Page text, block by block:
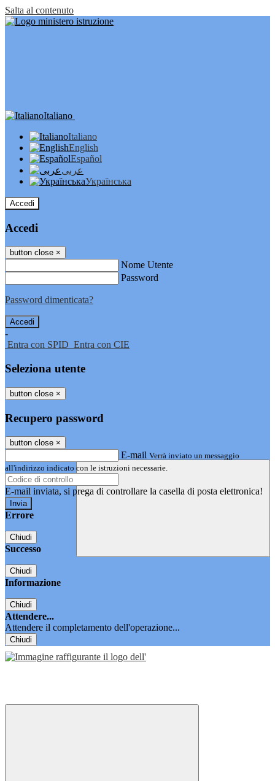
Salta al contenuto
Italiano
Italiano
English
Español
عربى
Українська
Accedi
Accedi
button close ×
Nome Utente
Password
Password dimenticata?
-
Entra con SPID Entra con CIE
Seleziona utente
button close ×
Recupero password
button close ×
E-mail Verrà inviato un messaggio
all'indirizzo indicato con le istruzioni necessarie.
E-mail inviata, si prega di controllare la casella di posta elettronica!
Errore
Chiudi
Successo
Chiudi
Informazione
Chiudi
Attendere...
Attendere il completamento dell'operazione...
Chiudi